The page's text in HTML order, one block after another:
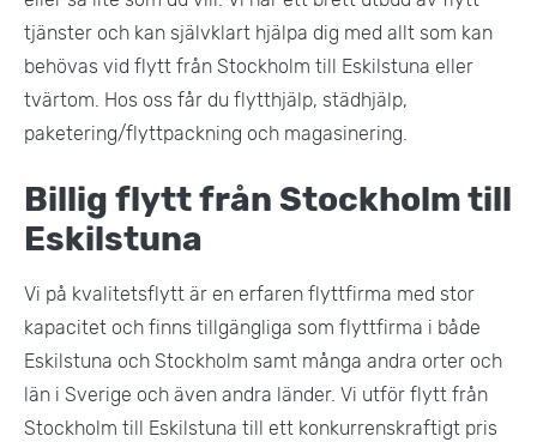
tjänster och kan självklart hjälpa dig med allt som kan
behövas vid flytt från Stockholm till Eskilstuna eller
tvärtom. Hos oss får du flytthjälp, städhjälp,
paketering/flyttpackning och magasinering.
Billig flytt från Stockholm till
Eskilstuna
Vi på kvalitetsflytt är en erfaren flyttfirma med stor
kapacitet och finns tillgängliga som flyttfirma i både
Eskilstuna och Stockholm samt många andra orter och
län i Sverige och även andra länder. Vi utför flytt från
Stockholm till Eskilstuna till ett konkurrenskraftigt pris